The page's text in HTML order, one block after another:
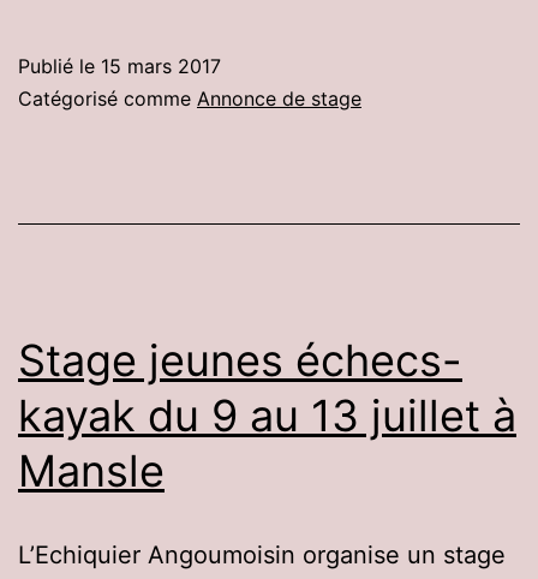
Publié le 15 mars 2017
Catégorisé comme Annonce de stage
Stage jeunes échecs-
kayak du 9 au 13 juillet à
Mansle
L’Echiquier Angoumoisin organise un stage